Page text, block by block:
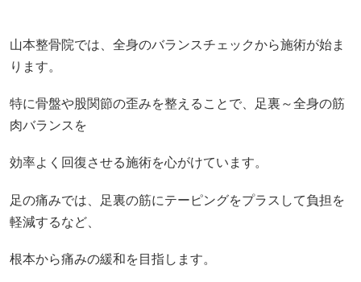
山本整骨院では、全身のバランスチェックから施術が始ま
ります。
特に骨盤や股関節の歪みを整えることで、足裏～全身の筋
肉バランスを
効率よく回復させる施術を心がけています。
足の痛みでは、足裏の筋にテーピングをプラスして負担を
軽減するなど、
根本から痛みの緩和を目指します。